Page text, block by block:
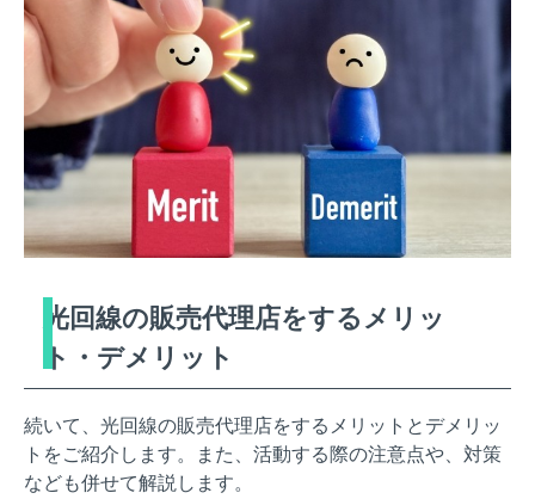
光回線の販売代理店をするメリッ
ト・デメリット
続いて、光回線の販売代理店をするメリットとデメリッ
トをご紹介します。また、活動する際の注意点や、対策
なども併せて解説します。